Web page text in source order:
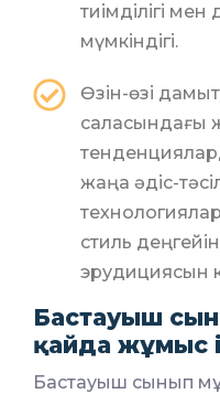
тиімділігі
мүмкіндігі.
Өзін-өзі
саласындағы
жаңа әдіс-
стиль
эрудициясын
Бастауыш
қайда жұмыс
Бастауыш сынып